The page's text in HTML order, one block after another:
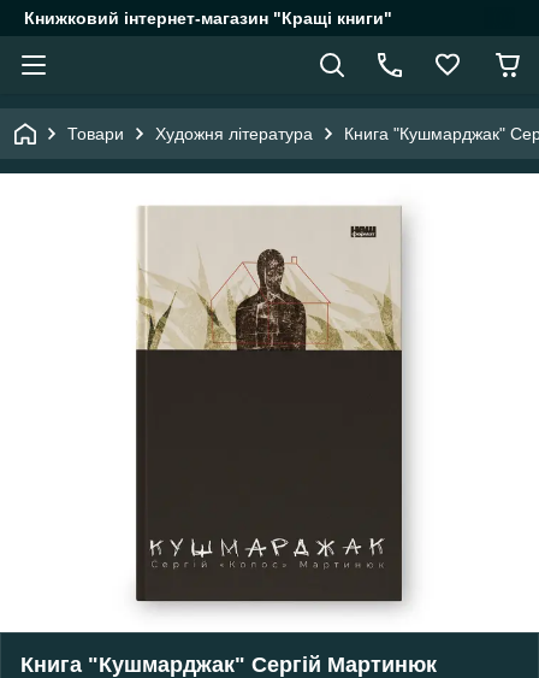
Книжковий інтернет-магазин "Кращі книги"
Товари Художня література Книга "Кушмарджак"
Книга "Кушмарджак" Сергій Мартинюк